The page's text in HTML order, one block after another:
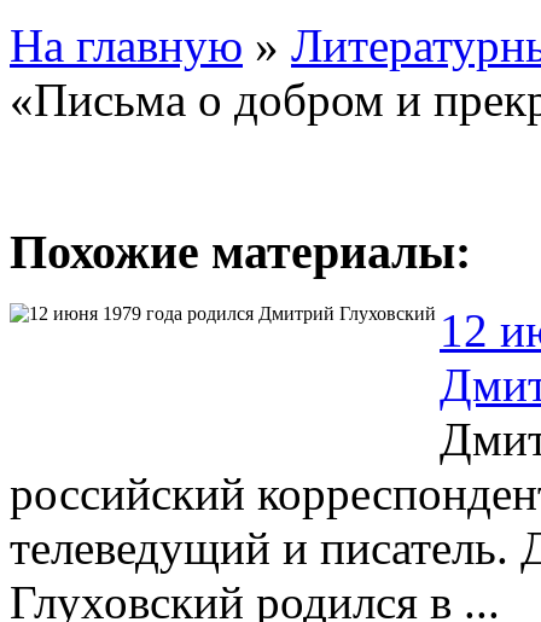
На главную »
«Письма о добром и
Похожие материалы:
12
российский
телеведущий и писатель.
Глуховский родился в ...